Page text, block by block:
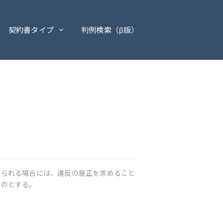
契約書タイプ 判例検索（β版）
る場合には、違反の是正を求めること
とする。